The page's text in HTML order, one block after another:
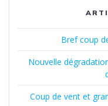
Bref coup
Nouvelle
Coup de vent et